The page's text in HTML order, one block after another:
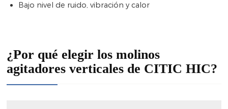
Bajo nivel de ruido, vibración y calor
¿Por qué elegir los molinos
agitadores verticales de CITIC HIC?